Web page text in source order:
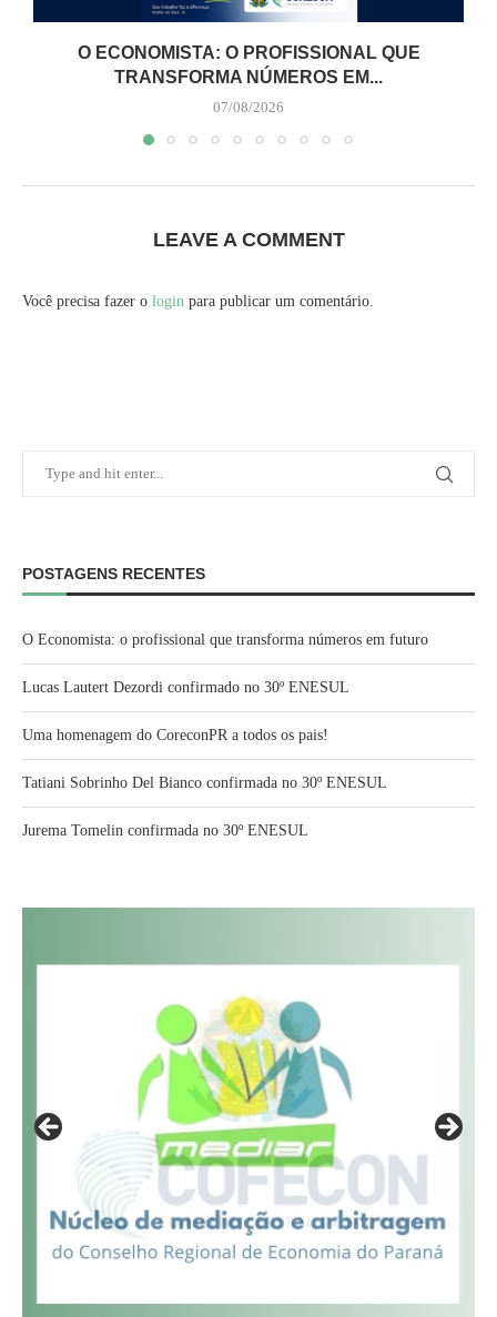
O ECONOMISTA: O PROFISSIONAL QUE
TRANSFORMA NÚMEROS EM...
07/08/2026
LEAVE A COMMENT
Você precisa fazer o login para publicar um comentário.
POSTAGENS RECENTES
O Economista: o profissional que transforma números em futuro
Lucas Lautert Dezordi confirmado no 30º ENESUL
Uma homenagem do CoreconPR a todos os pais!
Tatiani Sobrinho Del Bianco confirmada no 30º ENESUL
Jurema Tomelin confirmada no 30º ENESUL